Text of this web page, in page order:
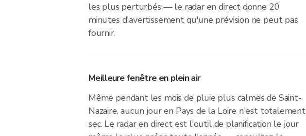
les plus perturbés — le radar en direct donne 20
minutes d'avertissement qu'une prévision ne peut pas
fournir.
Meilleure fenêtre en plein air
Même pendant les mois de pluie plus calmes de Saint-
Nazaire, aucun jour en Pays de la Loire n'est totalement
sec. Le radar en direct est l'outil de planification le jour